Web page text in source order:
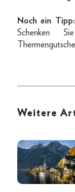
Noch ein Tipp:
Schenken
Weitere